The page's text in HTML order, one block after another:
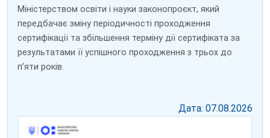
Міністерством освіти і науки законопроєкт, який
передбачає зміну періодичності проходження
сертифікації та збільшення терміну дії сертифіката за
результатами її успішного проходження з трьох до
пʼяти років.
Дата: 07.08.2026